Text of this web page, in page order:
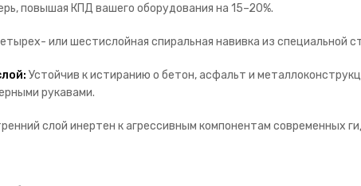
повышая КПД вашего оборудования на 15–20%.
или шестислойная спиральная навивка из специальной
Устойчив к истиранию о бетон, асфальт и
рукавами.
слой инертен к агрессивным компонентам современных